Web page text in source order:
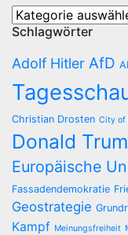
Kategorien
Schlagwörter
Adolf Hitler AfD
Christian Drosten City of
Donald
Europäische
Fassadendemokratie
Geostrategie
Kampf Meinungsfreiheit